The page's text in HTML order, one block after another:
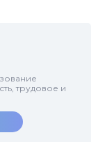
трудовое и